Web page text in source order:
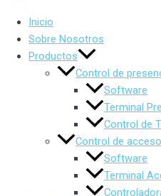
Inicio
Sobre Nosotros
Productos
Control de
Software
Terminal
Control de
Control de
Software
Terminal